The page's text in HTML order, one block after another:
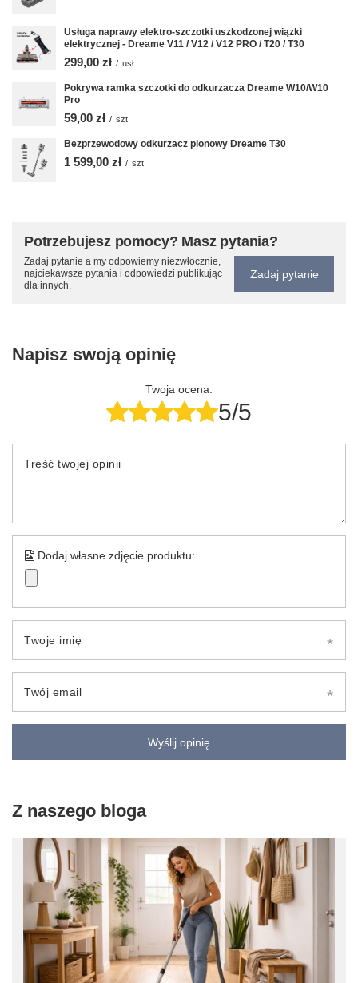
Usługa naprawy elektro-szczotki uszkodzonej wiązki
elektrycznej - Dreame V11 / V12 / V12 PRO / T20 / T30
299,00 zł / usł.
Pokrywa ramka szczotki do odkurzacza Dreame W10/W10
Pro
59,00 zł / szt.
Bezprzewodowy odkurzacz pionowy Dreame T30
1 599,00 zł / szt.
Potrzebujesz pomocy? Masz pytania?
Zadaj pytanie a my odpowiemy niezwłocznie,
najciekawsze pytania i odpowiedzi publikując
dla innych.
Zadaj pytanie
Napisz swoją opinię
Twoja ocena:
5/5
Treść twojej opinii
Dodaj własne zdjęcie produktu:
Twoje imię
Twój email
Wyślij opinię
Z naszego bloga